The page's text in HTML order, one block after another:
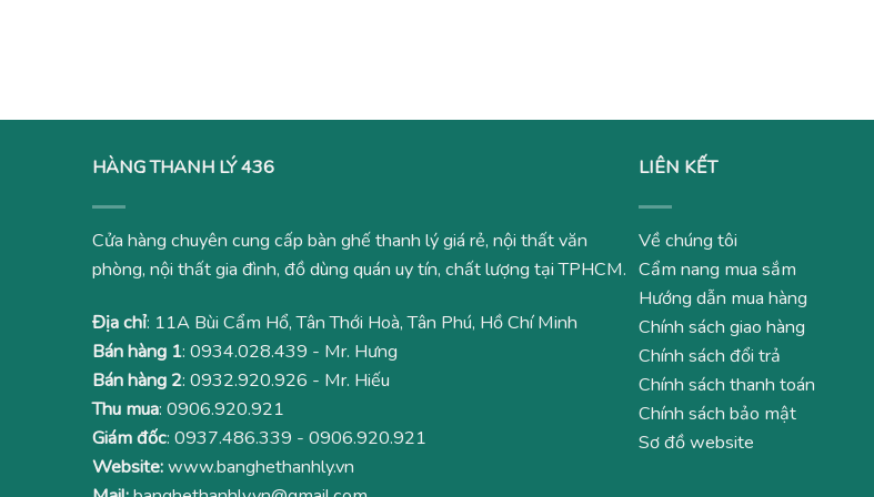
HÀNG THANH LÝ 436
Cửa hàng chuyên cung cấp bàn ghế thanh lý giá rẻ, nội thất văn
phòng, nội thất gia đình, đồ dùng quán uy tín, chất lượng tại TPHCM.
Địa chỉ: 11A Bùi Cẩm Hổ, Tân Thới Hoà, Tân Phú, Hồ Chí Minh
Bán hàng 1: 0934.028.439 - Mr. Hưng
Bán hàng 2: 0932.920.926 - Mr. Hiếu
Thu mua: 0906.920.921
Giám đốc: 0937.486.339 - 0906.920.921
Website:www.banghethanhly.vn
LIÊN KẾT
Về chúng tôi
Cẩm nang mua sắm
Hướng dẫn mua hàng
Chính sách giao hàng
Chính sách đổi trả
Chính sách thanh toán
Chính sách bảo mật
Sơ đồ website